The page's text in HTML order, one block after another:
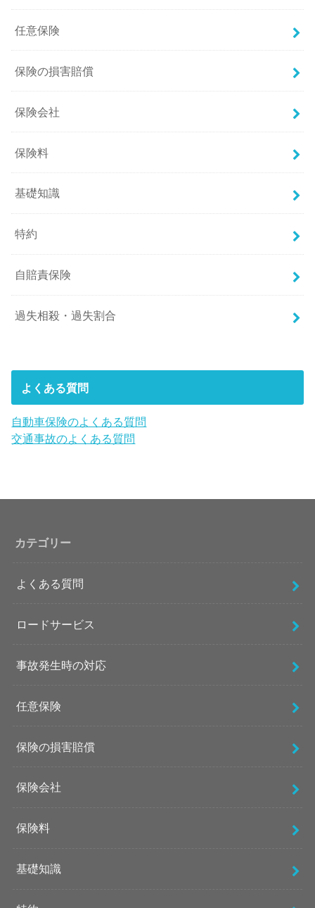
任意保険
保険の損害賠償
保険会社
保険料
基礎知識
特約
自賠責保険
過失相殺・過失割合
よくある質問
自動車保険のよくある質問
交通事故のよくある質問
カテゴリー
よくある質問
ロードサービス
事故発生時の対応
任意保険
保険の損害賠償
保険会社
保険料
基礎知識